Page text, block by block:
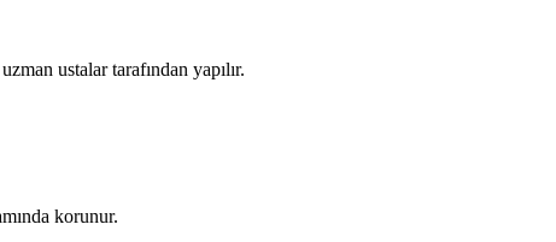
ustalar tarafından yapılır.
korunur.